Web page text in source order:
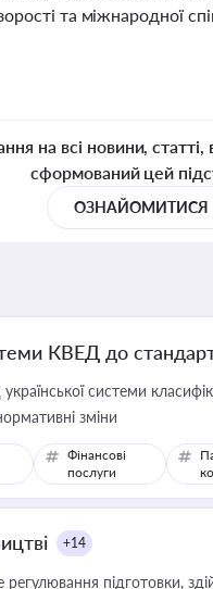
та міжнародної
на всі новини,
сформований цей
ОЗНАЙОМИТИСЯ
КВЕД до
системи
зміни
Фінансові
послуги
+14
підготовки,